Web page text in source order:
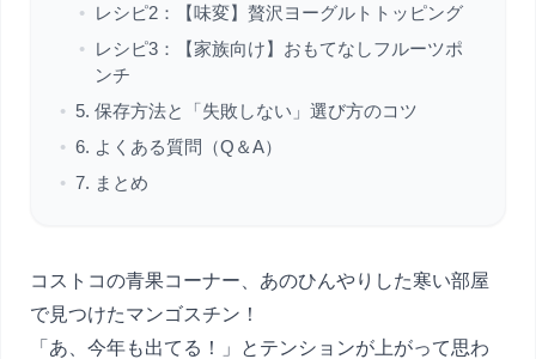
•
レシピ2：【味変】贅沢ヨーグルトトッピング
•
レシピ3：【家族向け】おもてなしフルーツポ
ンチ
• 5. 保存方法と「失敗しない」選び方のコツ
• 6. よくある質問（Q＆A）
• 7. まとめ
コストコの青果コーナー、あのひんやりした寒い部屋
で見つけたマンゴスチン！
「あ、今年も出てる！」とテンションが上がって思わ